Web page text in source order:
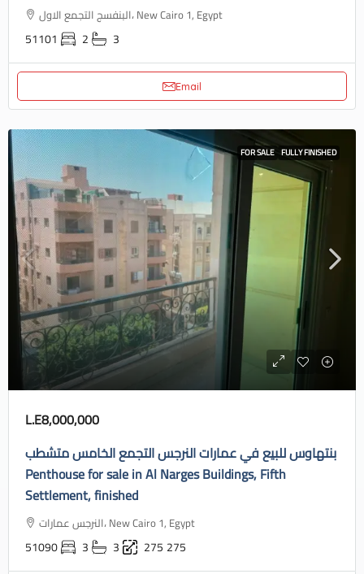
البنفسج التجمع الاول، New Cairo 1, Egypt
51101 2 3
Email
FOR SALE FULLY FINISHED
L.E8,000,000
بنتهاوس للبيع في عمارات النرجس التجمع الخامس متشطب
Penthouse for sale in Al Narges Buildings, Fifth
Settlement, finished
النرجس عمارات، New Cairo 1, Egypt
51090 3 3 275 275